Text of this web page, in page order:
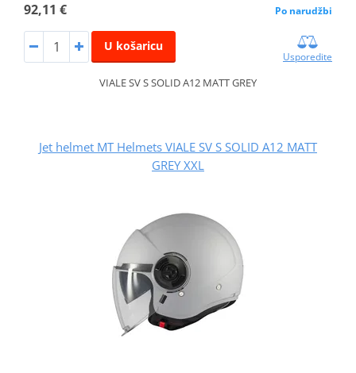
92,11 € Po narudžbi
U košaricu
Usporedite
VIALE SV S SOLID A12 MATT GREY
Jet helmet MT Helmets VIALE SV S SOLID A12 MATT
GREY XXL